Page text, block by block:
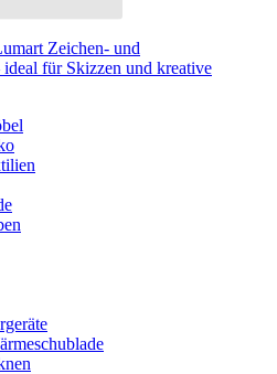
Zeichen- und
für Skizzen und kreative